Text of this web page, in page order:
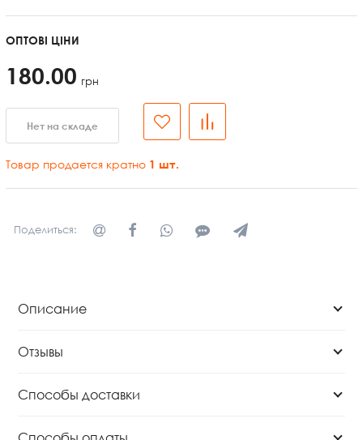
ОПТОВІ ЦІНИ
180.00 грн
Нет на складе
Товар продается кратно 1 шт.
Поделиться:
Описание
Отзывы
Способы доставки